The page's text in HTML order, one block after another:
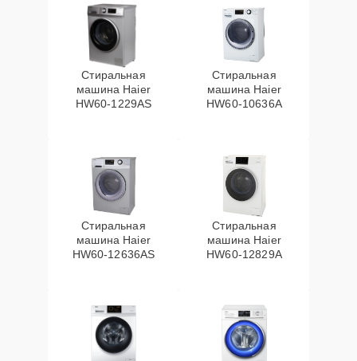
Стиральная
машина Haier
HW60-1229AS
Стиральная
машина Haier
HW60-10636A
Стиральная
машина Haier
HW60-12636AS
Стиральная
машина Haier
HW60-12829A